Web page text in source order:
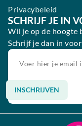
Privacybeleid
SCHRIJF JE IN
Wil je op de hoogte
Schrijf je dan in
INSCHRIJVEN
Alternative: